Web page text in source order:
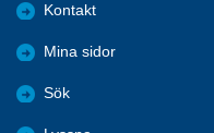
Kontakt
Mina sidor
Sök